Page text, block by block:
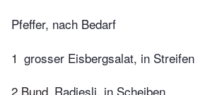
Pfeffer, nach Bedarf
1 grosser Eisbergsalat, in Streifen
2 Bund Radiesli, in Scheiben